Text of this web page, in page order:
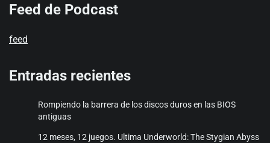
Feed de Podcast
feed
Entradas recientes
Rompiendo la barrera de los discos duros en las BIOS
antiguas
12 meses, 12 juegos. Ultima Underworld: The Stygian Abyss